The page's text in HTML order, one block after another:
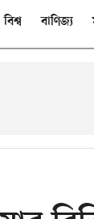
বিশ্ব বাণিজ্য